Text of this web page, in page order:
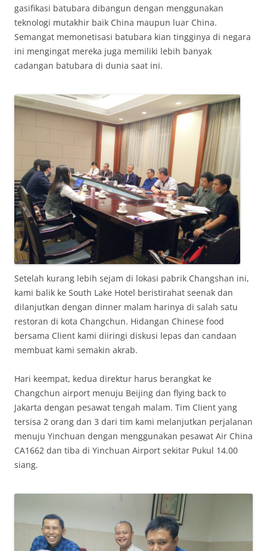
gasifikasi batubara dibangun dengan menggunakan
teknologi mutakhir baik China maupun luar China.
Semangat memonetisasi batubara kian tingginya di negara
ini mengingat mereka juga memiliki lebih banyak
cadangan batubara di dunia saat ini.
Setelah kurang lebih sejam di lokasi pabrik Changshan ini,
kami balik ke South Lake Hotel beristirahat seenak dan
dilanjutkan dengan dinner malam harinya di salah satu
restoran di kota Changchun. Hidangan Chinese food
bersama Client kami diiringi diskusi lepas dan candaan
membuat kami semakin akrab.
Hari keempat, kedua direktur harus berangkat ke
Changchun airport menuju Beijing dan flying back to
Jakarta dengan pesawat tengah malam. Tim Client yang
tersisa 2 orang dan 3 dari tim kami melanjutkan perjalanan
menuju Yinchuan dengan menggunakan pesawat Air China
CA1662 dan tiba di Yinchuan Airport sekitar Pukul 14.00
siang.